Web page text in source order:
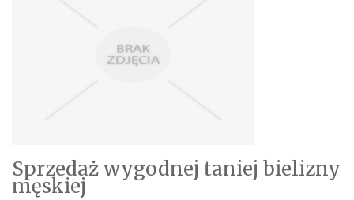
Sprzedaż wygodnej taniej bielizny
męskiej